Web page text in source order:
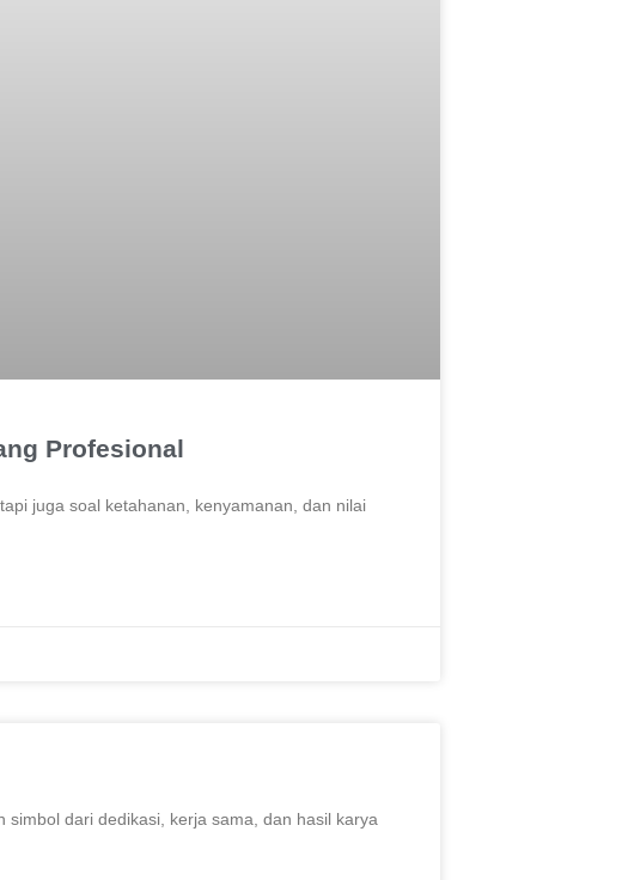
Profesional
juga soal ketahanan, kenyamanan, dan nilai
dari dedikasi, kerja sama, dan hasil karya